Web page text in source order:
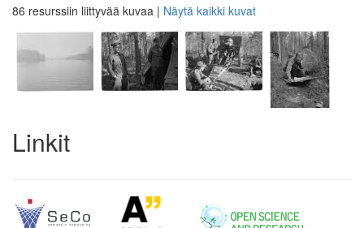
86 resurssiin liittyvää kuvaa | Näytä kaikki kuvat
Linkit